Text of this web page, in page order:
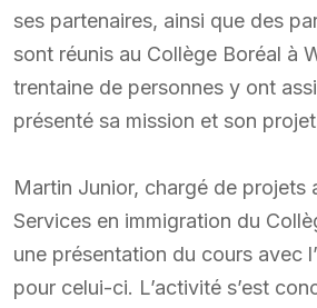
ses partenaires, ainsi que des
sont réunis au Collège Boréal à
trentaine de personnes y ont
présenté sa mission et son
Martin Junior, chargé de projets
Services en immigration du
une présentation du cours avec
pour celui-ci. L’activité s’est